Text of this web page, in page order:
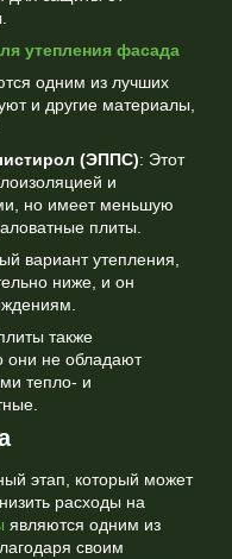
утепления фасада
одним из лучших
и другие материалы,
(ЭППС): Этот
и
но имеет меньшую
плиты.
вариант утепления,
ниже, и он
также
они не обладают
тепло- и
этап, который может
расходы на
являются одним из
своим